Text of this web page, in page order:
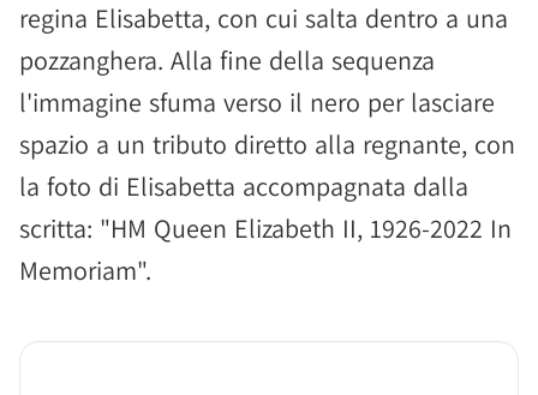
regina Elisabetta, con cui salta dentro a una
pozzanghera. Alla fine della sequenza
l'immagine sfuma verso il nero per lasciare
spazio a un tributo diretto alla regnante, con
la foto di Elisabetta accompagnata dalla
scritta: "HM Queen Elizabeth II, 1926-2022 In
Memoriam".